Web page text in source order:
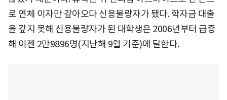
로 연체 이자만 갚아오다 신용불량자가 됐다. 학자금 대출
을 갚지 못해 신용불량자가 된 대학생은 2006년부터 급증
해 이젠 2만9896명(지난해 9월 기준)에 달한다.